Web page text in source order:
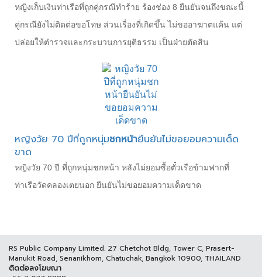
หญิงเก็บเงินท่าเรือที่ถูกคู่กรณีทำร้าย ร้องช่อง 8 ยืนยันจนถึงขณะนี้
คู่กรณียังไม่ติดต่อขอโทษ ส่วนเรื่องที่เกิดขึ้น ไม่ขออาฆาตแค้น แต่
ปล่อยให้ตำรวจและกระบวนการยุติธรรม เป็นฝ่ายตัดสิน
หญิงวัย 70 ปีที่ถูกหนุ่มชกหน้ายืนยันไม่ขอยอมความเด็ด
ขาด
หญิงวัย 70 ปี ที่ถูกหนุ่มชกหน้า หลังไม่ยอมซื้อตั๋วเรือข้ามฟากที่
ท่าเรือวัดคลองเตยนอก ยืนยันไม่ขอยอมความเด็ดขาด
RS Public Company Limited. 27 Chetchot Bldg, Tower C, Prasert-
Manukit Road, Senanikhom, Chatuchak, Bangkok 10900, THAILAND
ติดต่อลงโฆษณา